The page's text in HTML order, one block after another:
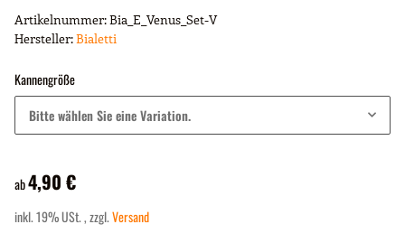
Artikelnummer:Bia_E_Venus_Set-V
Hersteller:Bialetti
Kannengröße
Bitte wählen Sie eine Variation.
ab4,90 €
inkl. 19% USt. , zzgl.Versand